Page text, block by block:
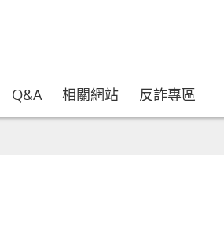
Q&A 相關網站 反詐專區